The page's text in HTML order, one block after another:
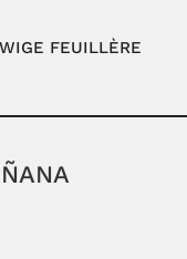
FEUILLÈRE